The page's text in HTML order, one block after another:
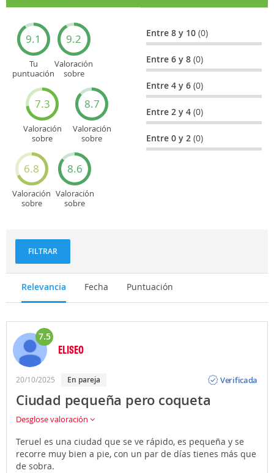
9.1
Tu
puntuación
9.2
Valoración
sobre
7.3
Valoración
sobre
8.7
Valoración
sobre
turísticos
6.8
Valoración
sobre
8.6
Valoración
sobre
Entre 8 y 10(0)
Entre 6 y 8(0)
Entre 4 y 6(0)
Entre 2 y 4(0)
Entre 0 y 2(0)
FILTRAR
Relevancia Fecha Puntuación
7.5
ELISEO
20/10/2025 En pareja
Verificada
Ciudad pequeña pero coqueta
Desglose valoración
Teruel es una ciudad que se ve rápido, es pequeña y se
recorre muy bien a pie, con un par de días tienes más que
de sobra.